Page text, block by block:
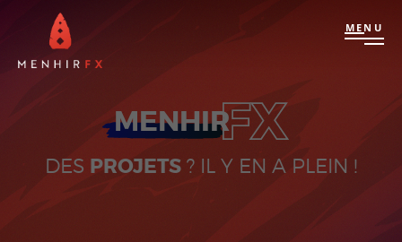
MENU
MENHIRFX
DES PROJETS ? IL Y EN A PLEIN !